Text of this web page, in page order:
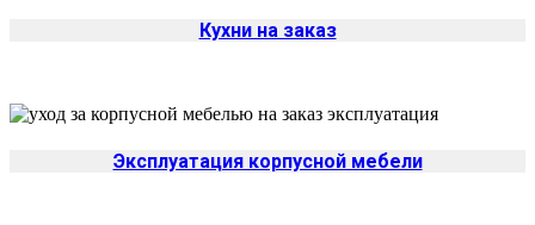
Кухни на заказ
Эксплуатация корпусной мебели